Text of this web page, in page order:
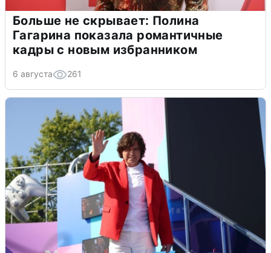
Больше не скрывает: Полина
Гагарина показала романтичные
кадры с новым избранником
6 августа 261